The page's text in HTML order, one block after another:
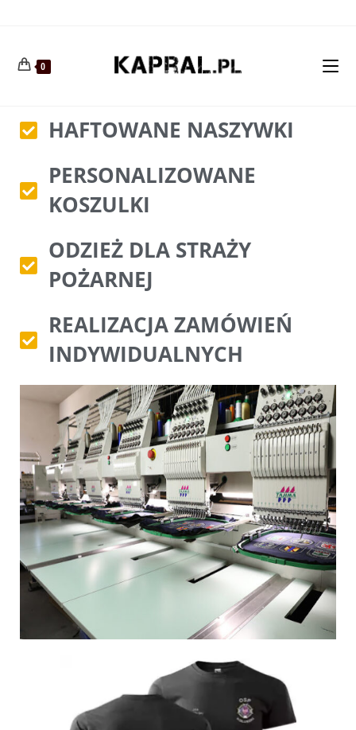
0
HAFTOWANE NASZYWKI
PERSONALIZOWANE
KOSZULKI
ODZIEŻ DLA STRAŻY
POŻARNEJ
REALIZACJA ZAMÓWIEŃ
INDYWIDUALNYCH